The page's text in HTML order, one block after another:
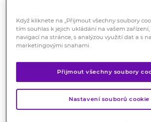
příchutí kávy perorální
x 125 ml
Vysokoenergetická tekutá výživa s
bílkovin. Pro řízenou dietní výživu při
související s nemocí.
Značka:Nutridrink
Když kliknete na „Přijmout všechny soubory
tím souhlas k jejich ukládání na vašem zařízení,
navigací na stránce, s analýzou využití dat a s
marketingovými snahami.
Přijmout všechny soubory
Nastavení souborů cookie